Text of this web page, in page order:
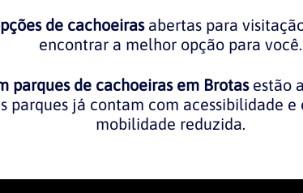
de cachoeirasabertas para
encontrar a melhor opção para você.
parques de cachoeiras em Brotasestão
parques já contam com acessibilidade
mobilidade reduzida.